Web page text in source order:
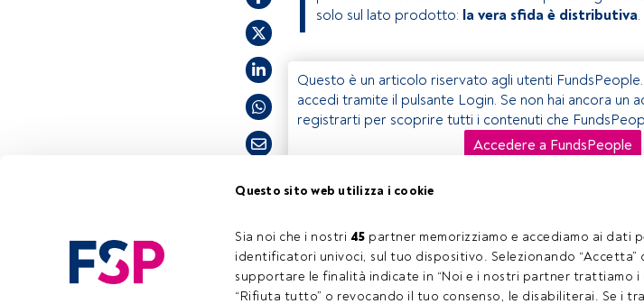
Questo sito web utilizza i cookie
Sia noi che i nostri 45 partner memorizziamo e accediamo ai dati
identificatori univoci, sul tuo dispositivo. Selezionando
supportare le finalità indicate in “Noi e i nostri partner trattiamo
“Rifiuta tutto” o revocando il tuo consenso, le disabiliterai. Se i
solo sul lato prodotto: la vera sfida è distributiva.
Questo è un articolo riservato agli utenti
accedi tramite il pulsante Login. Se non hai ancora un
registrarti per scoprire tutti i contenuti che
Accedere a FundsPeople
Contatto email
Chi